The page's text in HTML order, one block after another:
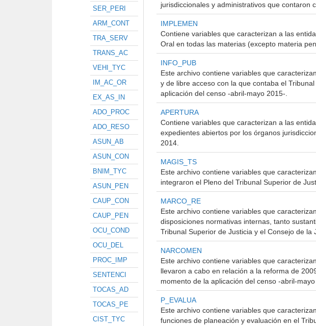
SER_PERI
ARM_CONT
TRA_SERV
TRANS_AC
VEHI_TYC
IM_AC_OR
EX_AS_IN
ADO_PROC
ADO_RESO
ASUN_AB
ASUN_CON
BNIM_TYC
ASUN_PEN
CAUP_CON
CAUP_PEN
OCU_COND
OCU_DEL
PROC_IMP
SENTENCI
TOCAS_AD
TOCAS_PE
CIST_TYC
jurisdiccionales y administrativos que contaron
IMPLEMEN
Contiene variables que caracterizan a las
Oral en todas las materias (excepto materia
INFO_PUB
Este archivo contiene variables que
y de libre acceso con la que contaba el
aplicación del censo -abril-mayo 2015-.
APERTURA
Contiene variables que caracterizan a las
expedientes abiertos por los órganos
2014.
MAGIS_TS
Este archivo contiene variables que
integraron el Pleno del Tribunal Superior de
MARCO_RE
Este archivo contiene variables que
disposiciones normativas internas, tanto
Tribunal Superior de Justicia y el Consejo de la
NARCOMEN
Este archivo contiene variables que
llevaron a cabo en relación a la reforma de
momento de la aplicación del censo -abril-mayo
P_EVALUA
Este archivo contiene variables que
funciones de planeación y evaluación en el